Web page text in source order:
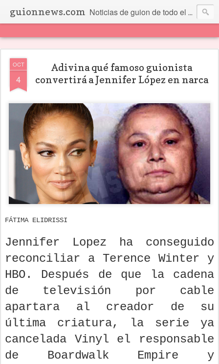
guionnews.com Noticias de guion de todo el mundo... Y más.
OCT
4
Adivina qué famoso guionista
convertirá a Jennifer López en narca
FÁTIMA ELIDRISSI
Jennifer Lopez ha conseguido
reconciliar a Terence Winter y
HBO. Después de que la cadena
de televisión por cable
apartara al creador de su
última criatura, la serie ya
cancelada Vinyl el responsable
de Boardwalk Empire y